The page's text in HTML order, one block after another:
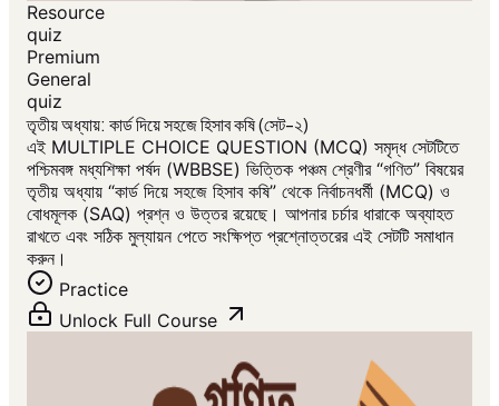
Resource
quiz
Premium
General
quiz
তৃতীয় অধ্যায়: কার্ড দিয়ে সহজে হিসাব কষি (সেট-২)
এই MULTIPLE CHOICE QUESTION (MCQ) সমৃদ্ধ সেটটিতে
পশ্চিমবঙ্গ মধ্যশিক্ষা পর্ষদ (WBBSE) ভিত্তিক পঞ্চম শ্রেণীর “গণিত” বিষয়ের
তৃতীয় অধ্যায় “কার্ড দিয়ে সহজে হিসাব কষি” থেকে নির্বাচনধর্মী (MCQ) ও
বোধমূলক (SAQ) প্রশ্ন ও উত্তর রয়েছে। আপনার চর্চার ধারাকে অব্যাহত
রাখতে এবং সঠিক মুল্যায়ন পেতে সংক্ষিপ্ত প্রশ্নোত্তরের এই সেটটি সমাধান
করুন।
Practice
Unlock Full Course